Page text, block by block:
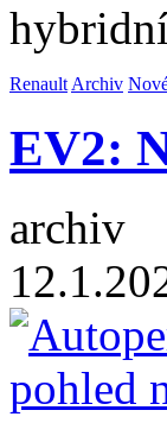
Renault Archiv
EV2:
archiv